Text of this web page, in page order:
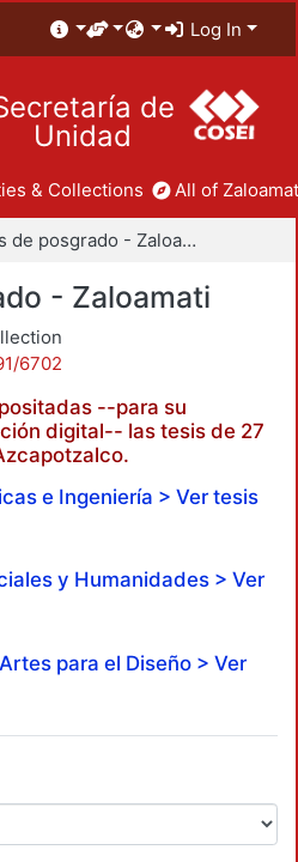
Log In
de
Unidad
& Collections All of
Tesis de posgrado - Zaloamati
- Zaloamati
6702
--para su
digital-- las tesis de 27
e Ingeniería > Ver tesis
y Humanidades > Ver
para el Diseño > Ver